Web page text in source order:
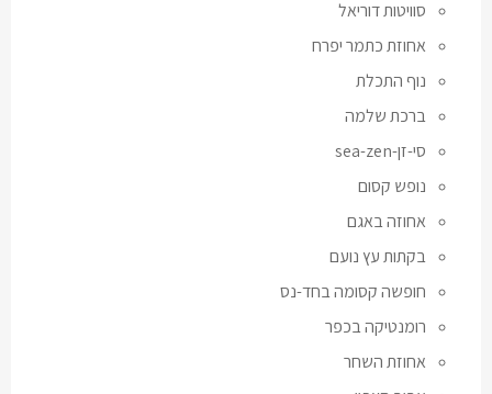
סוויטות דוריאל
אחוזת כתמר יפרח
נוף התכלת
ברכת שלמה
סי-זן-sea-zen
נופש קסום
אחוזה באגם
בקתות עץ נועם
חופשה קסומה בחד-נס
רומנטיקה בכפר
אחוזת השחר